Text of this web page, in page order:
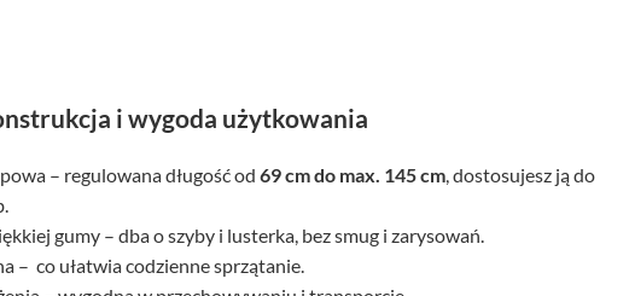
i wygoda użytkowania
– regulowana długość od 69 cm do max. 145 cm, dostosujesz ją do
gumy – dba o szyby i lusterka, bez smug i zarysowań.
– co ułatwia codzienne sprzątanie.